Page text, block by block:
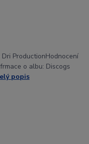
ProductionHodnocení
o albu: Discogs
popis